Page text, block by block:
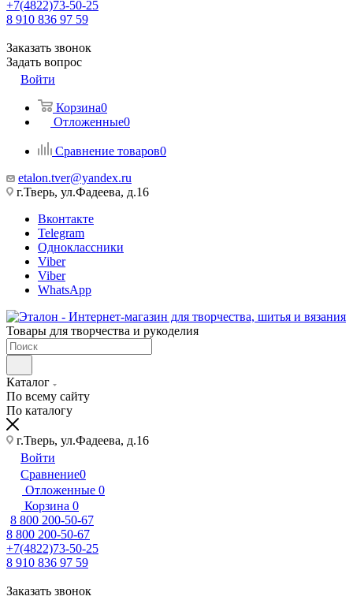
+7(4822)73-50-25
8 910 836 97 59
Заказать звонок
Задать вопрос
Войти
Корзина0
Отложенные0
Сравнение товаров0
etalon.tver@yandex.ru
г.Тверь, ул.Фадеева, д.16
Вконтакте
Telegram
Одноклассники
Viber
Viber
WhatsApp
Товары для творчества и рукоделия
Каталог
По всему сайту
По каталогу
г.Тверь, ул.Фадеева, д.16
Войти
Сравнение0
Отложенные 0
Корзина 0
8 800 200-50-67
8 800 200-50-67
+7(4822)73-50-25
8 910 836 97 59
Заказать звонок